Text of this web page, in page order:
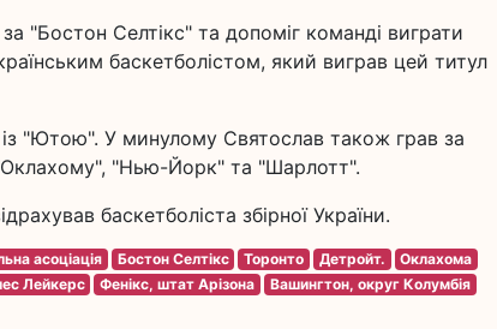
"Бостон Селтікс" та допоміг команді виграти
баскетболістом, який виграв цей титул
"Ютою". У минулому Святослав також грав за
"Нью-Йорк" та "Шарлотт".
баскетболіста збірної України.
асоціація Бостон Селтікс Торонто Детройт.
Оклахома
Лейкерс Фенікс, штат Арізона
Вашингтон, округ Колумбія